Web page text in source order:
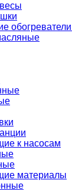
к насосам
материалы